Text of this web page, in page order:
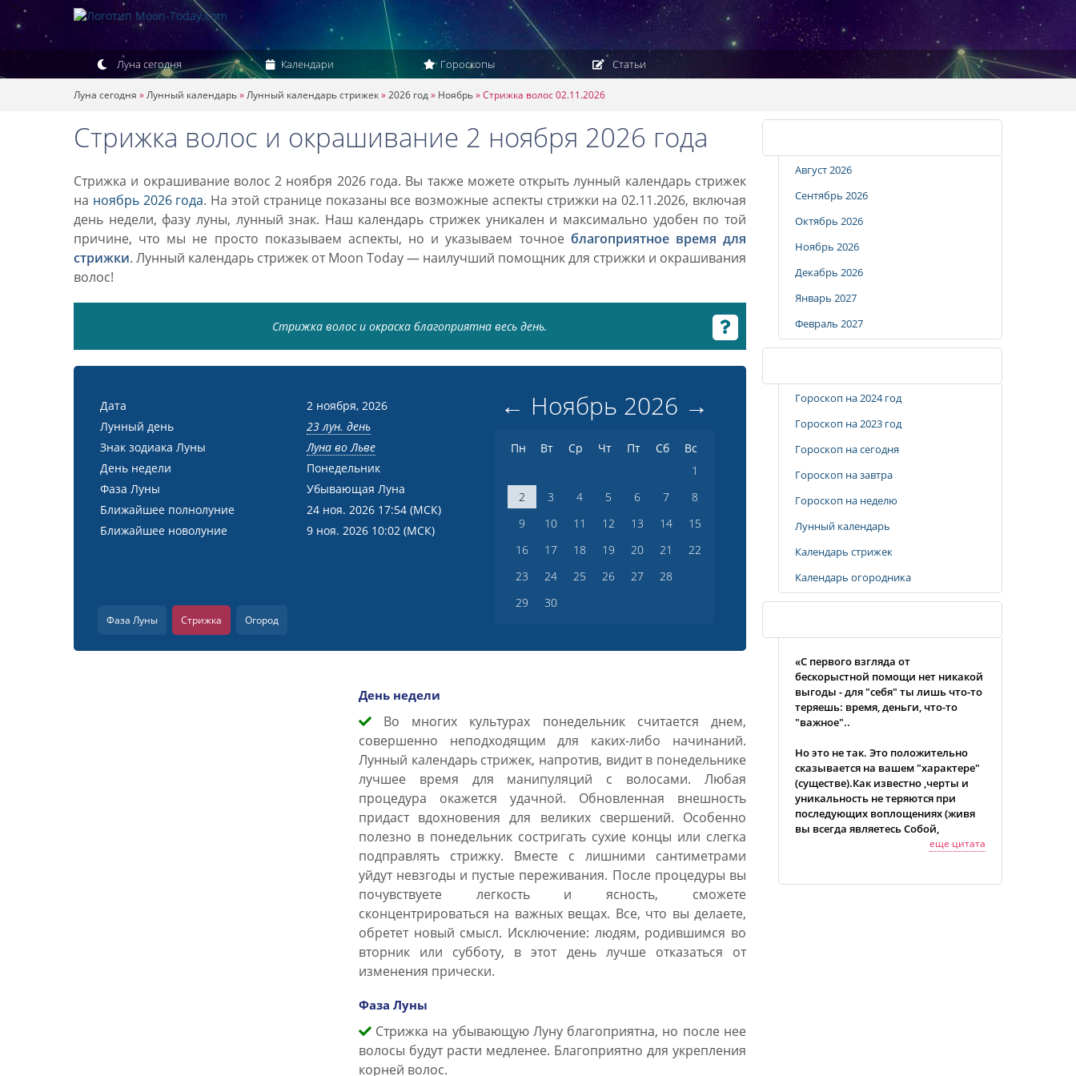
Луна сегодня Календари Гороскопы Статьи
Луна сегодня »Лунный календарь»Лунный календарь стрижек»2026 год» Ноябрь»Стрижка волос 02.11.2026
Стрижка волос и окрашивание 2 ноября 2026 года
Стрижка и окрашивание волос 2 ноября 2026 года. Вы также можете открыть лунный календарь стрижек
на ноябрь 2026 года. На этой странице показаны все возможные аспекты стрижки на 02.11.2026, включая
день недели, фазу луны, лунный знак. Наш календарь стрижек уникален и максимально удобен по той
причине, что мы не просто показываем аспекты, но и указываем точное благоприятное время для
стрижки. Лунный календарь стрижек от Moon Today — наилучший помощник для стрижки и окрашивания
волос!
Стрижка волос и окраска благоприятна весь день.
Дата
2 ноября, 2026
Лунный день
23 лун. день
Знак зодиака Луны
Луна во Льве
День недели
Понедельник
Фаза Луны
Убывающая Луна
Ближайшее полнолуние
24 ноя. 2026 17:54 (МСК)
Ближайшее новолуние
9 ноя. 2026 10:02 (МСК)
← Ноябрь 2026 →
Пн Вт Ср Чт Пт Сб
Вс
1
2
3 4 5 6 7
8
9
10 11 12 13 14
15
16
17 18 19 20 21
22
23
24 25 26 27
28
29
30
Фаза Луны Стрижка Огород
День недели
Во многих культурах понедельник считается днем,
совершенно неподходящим для каких-либо начинаний.
Лунный календарь стрижек, напротив, видит в понедельнике
лучшее время для манипуляций с волосами. Любая
процедура окажется удачной. Обновленная внешность
придаст вдохновения для великих свершений. Особенно
полезно в понедельник состригать сухие концы или слегка
подправлять стрижку. Вместе с лишними сантиметрами
уйдут невзгоды и пустые переживания. После процедуры вы
почувствуете легкость и ясность, сможете
сконцентрироваться на важных вещах. Все, что вы делаете,
обретет новый смысл. Исключение: людям, родившимся во
вторник или субботу, в этот день лучше отказаться от
изменения прически.
Фаза Луны
Стрижка на убывающую Луну благоприятна, но после нее
волосы будут расти медленее. Благоприятно для укрепления
корней волос.
Август 2026
Сентябрь 2026
Октябрь 2026
Ноябрь 2026
Декабрь 2026
Январь 2027
Февраль 2027
Гороскоп на 2024 год
Гороскоп на 2023 год
Гороскоп на сегодня
Гороскоп на завтра
Гороскоп на неделю
Лунный календарь
Календарь стрижек
Календарь огородника
«С первого взгляда от
бескорыстной помощи нет никакой
выгоды - для "себя" ты лишь что-то
теряешь: время, деньги, что-то
"важное"..
Но это не так. Это положительно
сказывается на вашем "характере"
(существе).Как известно ,черты и
уникальность не теряются при
последующих воплощениях (живя
вы всегда являетесь Собой,
независимо от воплощения,
позитивную роль в вашем будущем
еще цитата